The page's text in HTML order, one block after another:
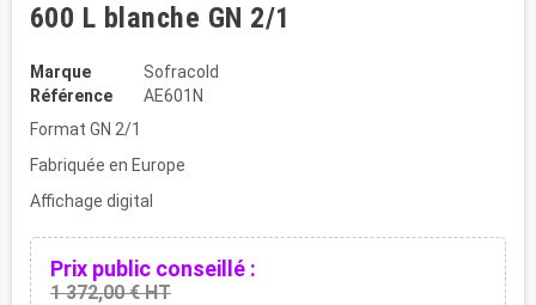
600 L blanche GN 2/1
Marque
Sofracold
Référence
AE601N
Format GN 2/1
Fabriquée en Europe
Affichage digital
Prix public conseillé :
1 372,00 € HT